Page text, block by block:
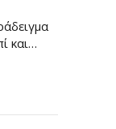
και